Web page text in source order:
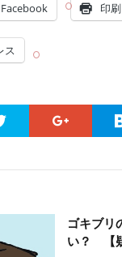
Facebook 印刷
ス
ゴキブリ
い？ 【